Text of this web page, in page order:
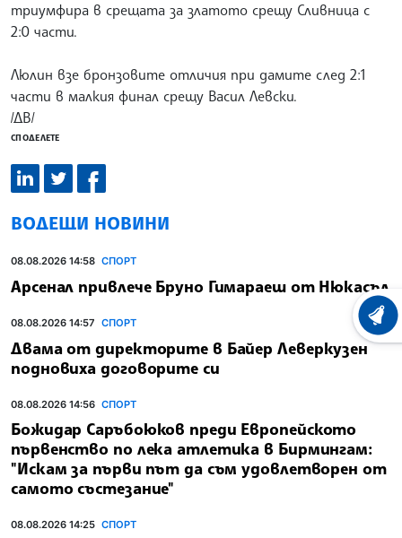
триумфира в срещата за златото срещу Сливница с
2:0 части.
Люлин взе бронзовите отличия при дамите след 2:1
части в малкия финал срещу Васил Левски.
/ДВ/
СПОДЕЛЕТЕ
ВОДЕЩИ НОВИНИ
08.08.2026 14:58 СПОРТ
Арсенал привлече Бруно Гимараеш от Нюкасъл
08.08.2026 14:57 СПОРТ
Двама от директорите в Байер Леверкузен
подновиха договорите си
08.08.2026 14:56 СПОРТ
Божидар Саръбоюков преди Европейското
първенство по лека атлетика в Бирмингам:
"Искам за първи път да съм удовлетворен от
самото състезание"
08.08.2026 14:25 СПОРТ